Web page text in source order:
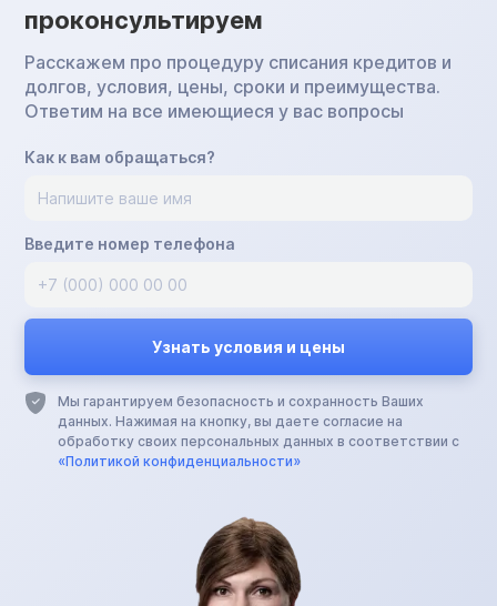
проконсультируем
Расскажем про процедуру списания кредитов и
долгов, условия, цены, сроки и преимущества.
Ответим на все имеющиеся у вас вопросы
Как к вам обращаться?
Введите номер телефона
Мы гарантируем безопасность и сохранность Ваших
данных. Нажимая на кнопку, вы даете согласие на
обработку своих персональных данных в соответствии с
«Политикой конфиденциальности»